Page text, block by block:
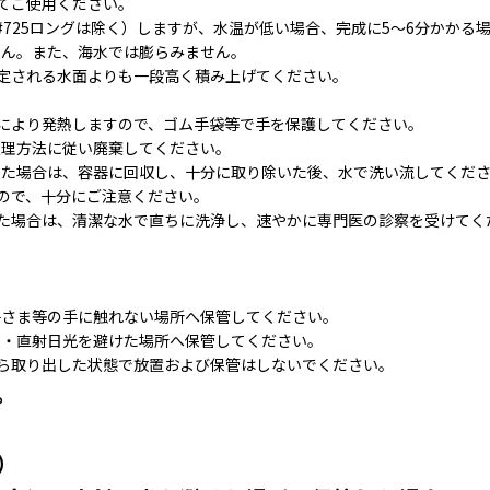
ロングは除く）しますが、水温が低い場合、完成に5～6分かかる場
。また、海水では膨らみません。
れる水面よりも一段高く積み上げてください。
り発熱しますので、ゴム手袋等で手を保護してください。
方法に従い廃棄してください。
場合は、容器に回収し、十分に取り除いた後、水で洗い流してくださ
、十分にご注意ください。
合は、清潔な水で直ちに洗浄し、速やかに専門医の診察を受けてく
ま等の手に触れない場所へ保管してください。
直射日光を避けた場所へ保管してください。
り出した状態で放置および保管はしないでください。